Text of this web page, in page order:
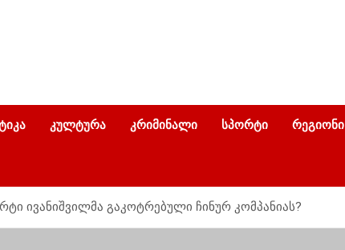
ᲙᲣᲚᲢᲣᲠᲐ ᲙᲠᲘᲛᲘᲜᲐᲚᲘ ᲡᲞᲝᲠᲢᲘ ᲠᲔᲒᲘᲝᲜᲘ
ივანიშვილმა გაკოტრებული ჩინურ კომპანიას?